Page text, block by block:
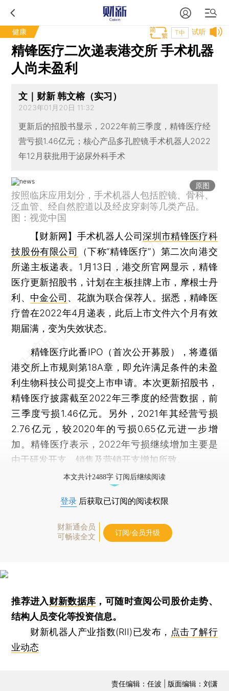
健康 试听
T中
精锋医疗二次递表港交所 手术机器
人尚未盈利
文｜财新 韩文榕（实习）
2023年01月20日 11:32
更新后的招股书显示，2022年前三季度，精锋医疗经
营亏损1.46亿元；核心产品多孔腔镜手术机器人2022
年12月获批用于泌尿外科手术
原图
按照临床应用划分，手术机器人包括腔镜、骨科、
泛血管、经自然腔道以及经皮穿刺等几类产品。
图：视觉中国
【财新网】 手术机器人公司深圳市精锋医疗科
技股份有限公司
（下称“精锋医疗”）第二次向港交
所递主板递表。1月13日，港交所官网显示，精锋
医疗更新招股书，计划在主板挂牌上市，摩根士丹
利、 中金公司 、花旗为联合保荐人。据悉，精峰医
疗曾在2022年4月递表，此后上市文件六个月有效
期届满，变为失效状态。
精锋医疗此番IPO（首次公开募股），将遵循
港交所上市规则第18A章，即允许满足条件的未盈
利生物科技公司提交上市申请。本次更新招股书，
精锋医疗披露截至2022年三季度的经营数据，前
三季度亏损1.46亿元。另外，2021年其经营亏损
2.76亿元，较2020年的亏损0.65亿元进一步增
加。精锋医疗表示，2022年亏损继续增加主要是
由于研发开支、销售及营销开支增加所致。
本文共计2488字 订阅后继续阅读
登录 后获取已订阅的阅读权限
财新通会员
可畅读全文
订阅/会员升级
推荐进入财新数据库 ，可随时查阅公司股价走势、
结构人员变化等投资信息。
财新机器人产业指数(RII)已发布， 点击了解行
业动态
责任编辑：任波 | 版面编辑：刘潇